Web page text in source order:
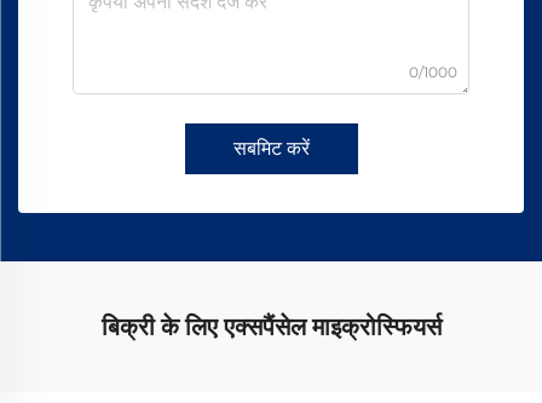
0/1000
सबमिट करें
बिक्री के लिए एक्सपैंसेल माइक्रोस्फियर्स